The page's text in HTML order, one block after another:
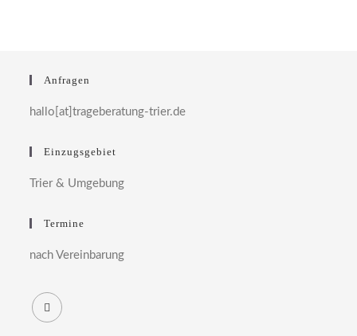
Anfragen
hallo[at]trageberatung-trier.de
Einzugsgebiet
Trier & Umgebung
Termine
nach Vereinbarung